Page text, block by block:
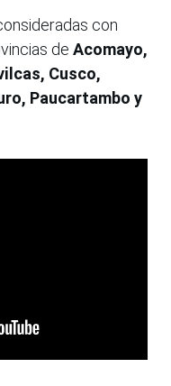
con
de Acomayo,
Cusco,
Paucartambo y